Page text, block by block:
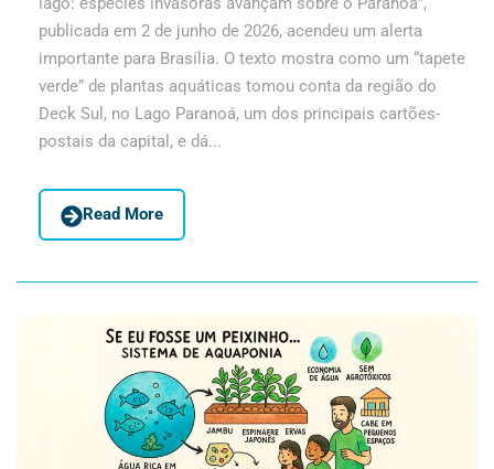
publicada em 2 de junho de 2026, acendeu um alerta
importante para Brasília. O texto mostra como um “tapete
verde” de plantas aquáticas tomou conta da região do
Deck Sul, no Lago Paranoá, um dos principais cartões-
postais da capital, e dá...
Read More